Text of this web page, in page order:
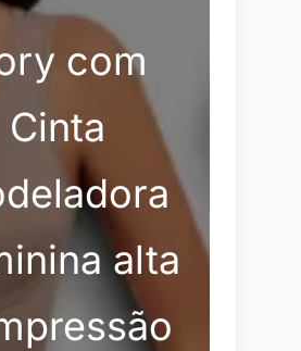
com
Cinta
alta